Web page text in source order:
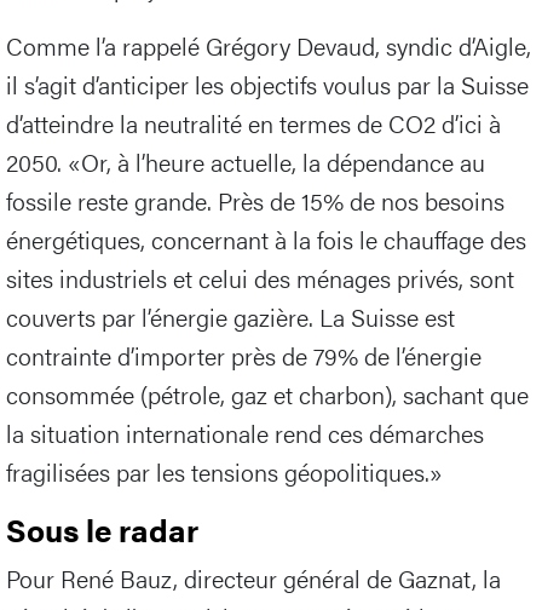
Comme l’a rappelé Grégory Devaud, syndic d’Aigle,
il s’agit d’anticiper les objectifs voulus par la Suisse
d’atteindre la neutralité en termes de CO2 d’ici à
2050. «Or, à l’heure actuelle, la dépendance au
fossile reste grande. Près de 15% de nos besoins
énergétiques, concernant à la fois le chauffage des
sites industriels et celui des ménages privés, sont
couverts par l’énergie gazière. La Suisse est
contrainte d’importer près de 79% de l’énergie
consommée (pétrole, gaz et charbon), sachant que
la situation internationale rend ces démarches
fragilisées par les tensions géopolitiques.»
Sous le radar
Pour René Bauz, directeur général de Gaznat, la